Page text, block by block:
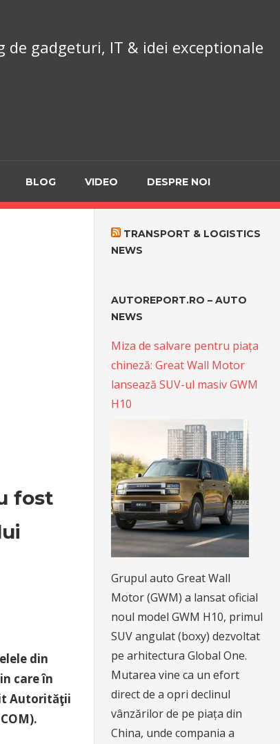
de gadgeturi, IT & idei exceptionale
BLOG VIDEO DESPRE NOI
fost
din
care în
Autorităţii
TRANSPORT & LOGISTICS
NEWS
AUTOREPORT.RO – AUTO
NEWS
Miza de salvare pentru piața
chineză: Great Wall Motor
lansează SUV-ul masiv GWM
H10
Grupul auto Great Wall
Motor (GWM) a lansat oficial
noul model GWM H10, primul
SUV angulat (boxy) dezvoltat
pe arhitectura Global One.
Mutarea vine ca un efort
direct de a opri declinul
vânzărilor de pe piața din
China, unde compania a